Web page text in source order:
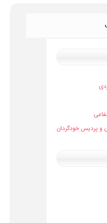
و پردیس خودگردان